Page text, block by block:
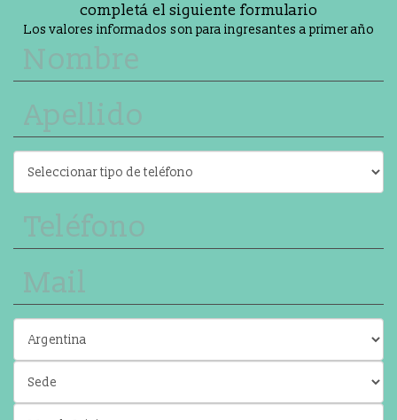
completá el siguiente formulario
Los valores informados son para ingresantes a primer año